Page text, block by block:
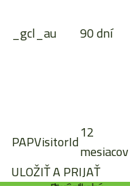
_gcl_au 90 dní
PAPVisitorId12
mesiacov
ULOŽIŤ A PRIJAŤ